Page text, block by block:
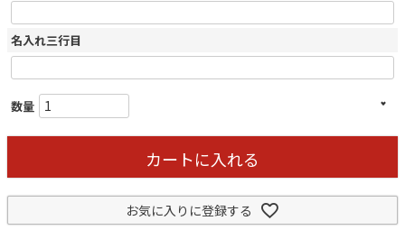
名入れ三行目
カートに入れる
お気に入りに登録する